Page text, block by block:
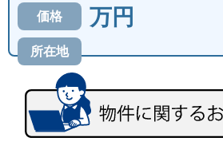
価格 万円
所在地